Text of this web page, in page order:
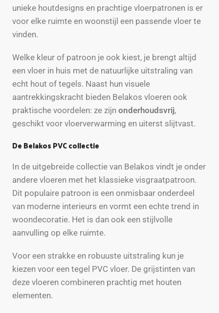
unieke houtdesigns en prachtige vloerpatronen is er
voor elke ruimte en woonstijl een passende vloer te
vinden.
Welke kleur of patroon je ook kiest, je brengt altijd
een vloer in huis met de natuurlijke uitstraling van
echt hout of tegels. Naast hun visuele
aantrekkingskracht bieden Belakos vloeren ook
praktische voordelen: ze zijn onderhoudsvrij,
geschikt voor vloerverwarming en uiterst slijtvast.
De Belakos PVC collectie
In de uitgebreide collectie van Belakos vindt je onder
andere vloeren met het klassieke visgraatpatroon.
Dit populaire patroon is een onmisbaar onderdeel
van moderne interieurs en vormt een echte trend in
woondecoratie. Het is dan ook een stijlvolle
aanvulling op elke ruimte.
Voor een strakke en robuuste uitstraling kun je
kiezen voor een tegel PVC vloer. De grijstinten van
deze vloeren combineren prachtig met houten
elementen.